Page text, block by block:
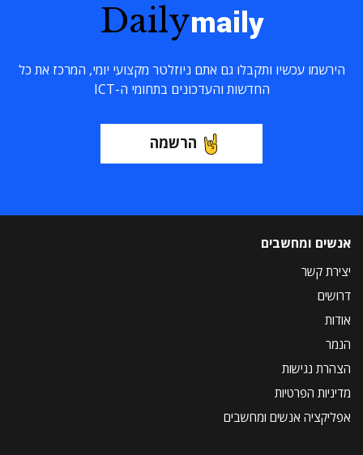
Dailymaily
הירשמו עכשיו ותקבלו גם אתם ניוזלטר מקצועי יומי, המרכז את כל
החדשות והעדכונים בתחומי ה-ICT
הרשמה
אנשים ומחשבים
יצירת קשר
דרושים
אודות
הנמר
הצהרת נגישות
מדיניות הפרטיות
אפליקציה אנשים ומחשבים